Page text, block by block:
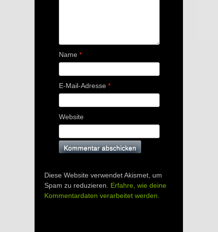
Name *
E-Mail-Adresse *
Website
Diese Website verwendet Akismet, um
Spam zu reduzieren. Erfahre, wie deine
Kommentardaten verarbeitet werden.